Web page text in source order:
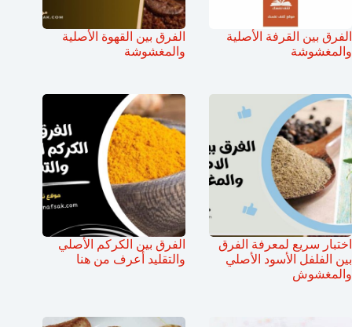
الفرق بين القرفة الأصلية
والمغشوشة
الفرق بين القهوة الأصلية
والمغشوشة
اختبار سريع لمعرفة الفرق
بين الفلفل الأسود الأصلي
والمغشوش
الفرق بين الكركم الأصلي
والتقليد أعرف من هنا